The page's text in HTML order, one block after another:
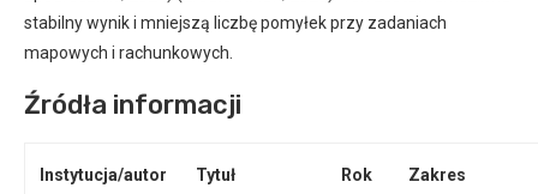
stabilny wynik i mniejszą liczbę pomyłek przy zadaniach
mapowych i rachunkowych.
Źródła informacji
Instytucja/autor Tytuł Rok Zakres